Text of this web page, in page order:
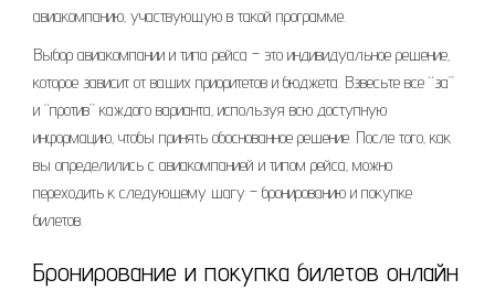
авиакомпанию‚ участвующую в такой программе.
Выбор авиакомпании и типа рейса – это индивидуальное решение‚
которое зависит от ваших приоритетов и бюджета. Взвесьте все “за”
и “против” каждого варианта‚ используя всю доступную
информацию‚ чтобы принять обоснованное решение. После того‚ как
вы определились с авиакомпанией и типом рейса‚ можно
переходить к следующему шагу – бронированию и покупке
билетов.
Бронирование и покупка билетов онлайн